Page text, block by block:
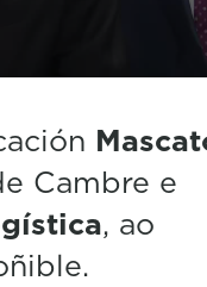
Cambre e
, ao